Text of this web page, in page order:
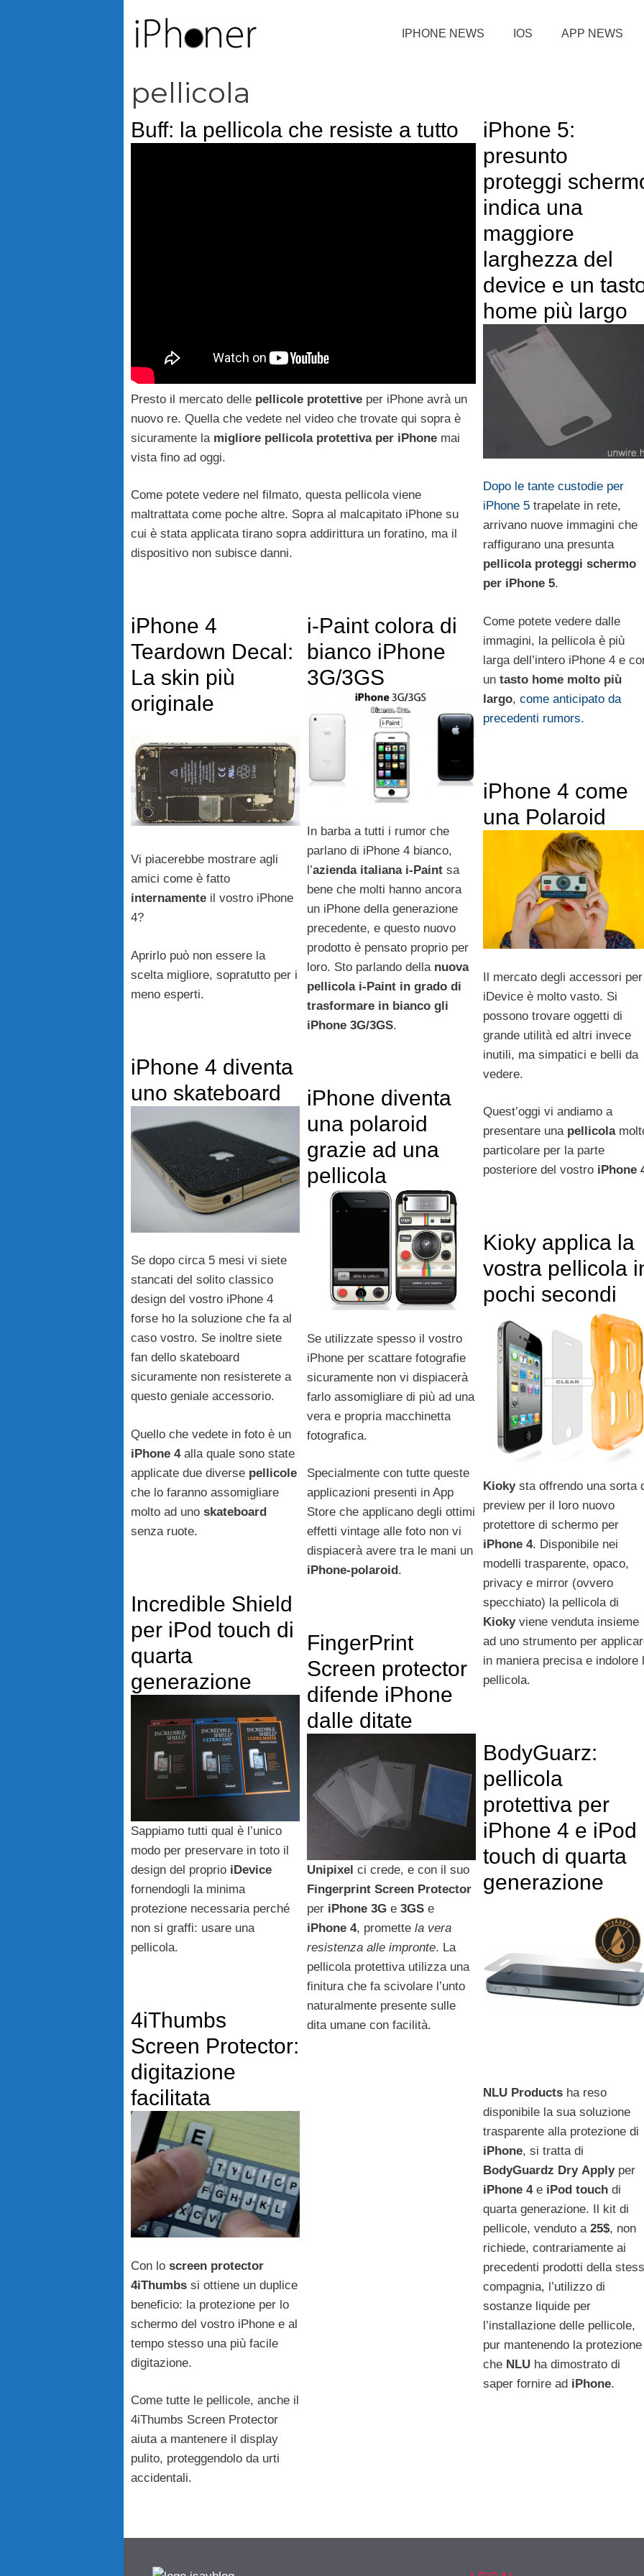
IPHONE NEWS IOS APP NEWS
pellicola
Buff: la pellicola che resiste a tutto
Presto il mercato delle pellicole protettive per iPhone avrà un
nuovo re. Quella che vedete nel video che trovate qui sopra è
sicuramente la migliore pellicola protettiva per iPhone mai
vista fino ad oggi.
Come potete vedere nel filmato, questa pellicola viene
maltrattata come poche altre. Sopra al malcapitato iPhone su
cui è stata applicata tirano sopra addirittura un foratino, ma il
dispositivo non subisce danni.
iPhone 5:
presunto
proteggi
indica una
maggiore
larghezza del
device e un
home più largo
Dopo le tante custodie per
iPhone 5trapelate in rete,
arrivano nuove immagini che
raffigurano una presunta
pellicola proteggi schermo
per iPhone 5.
Come potete vedere dalle
immagini, la pellicola è più
larga dell’intero iPhone 4 e
un tasto home molto più
largo, come anticipato da
precedenti rumors.
iPhone 4
Teardown Decal:
La skin più
originale
Vi piacerebbe mostrare agli
amici come è fatto
internamente il vostro iPhone
4?
Aprirlo può non essere la
scelta migliore, sopratutto per i
meno esperti.
i-Paint colora di
bianco iPhone
3G/3GS
In barba a tutti i rumor che
parlano di iPhone 4 bianco,
l’azienda italiana i-Paintsa
bene che molti hanno ancora
un iPhone della generazione
precedente, e questo nuovo
prodotto è pensato proprio per
loro. Sto parlando della nuova
pellicola i-Paint in grado di
trasformare in bianco gli
iPhone 3G/3GS.
iPhone 4 come
una Polaroid
Il mercato degli accessori per
iDevice è molto vasto. Si
possono trovare oggetti di
grande utilità ed altri invece
inutili, ma simpatici e belli da
vedere.
Quest’oggi vi andiamo a
presentare una pellicola
particolare per la parte
posteriore del vostro iPhone
iPhone 4 diventa
uno skateboard
Se dopo circa 5 mesi vi siete
stancati del solito classico
design del vostro iPhone 4
forse ho la soluzione che fa al
caso vostro. Se inoltre siete
fan dello skateboard
sicuramente non resisterete a
questo geniale accessorio.
Quello che vedete in foto è un
iPhone 4alla quale sono state
applicate due diverse pellicole
che lo faranno assomigliare
molto ad uno skateboard
senza ruote.
iPhone diventa
una polaroid
grazie ad una
pellicola
Se utilizzate spesso il vostro
iPhone per scattare fotografie
sicuramente non vi dispiacerà
farlo assomigliare di più ad una
vera e propria macchinetta
fotografica.
Specialmente con tutte queste
applicazioni presenti in App
Store che applicano degli ottimi
effetti vintage alle foto non vi
dispiacerà avere tra le mani un
iPhone-polaroid.
Kioky applica la
vostra pellicola
pochi secondi
Kiokysta offrendo una sorta
preview per il loro nuovo
protettore di schermo per
iPhone 4. Disponibile nei
modelli trasparente, opaco,
privacy e mirror (ovvero
specchiato) la pellicola di
Kiokyviene venduta insieme
ad uno strumento per
in maniera precisa e indolore
pellicola.
Incredible Shield
per iPod touch di
quarta
generazione
Sappiamo tutti qual è l’unico
modo per preservare in toto il
design del proprio iDevice
fornendogli la minima
protezione necessaria perché
non si graffi: usare una
pellicola.
FingerPrint
Screen protector
difende iPhone
dalle ditate
Unipixel ci crede, e con il suo
Fingerprint Screen Protector
per iPhone 3Ge 3GSe
iPhone 4, promette la vera
resistenza alle impronte. La
pellicola protettiva utilizza una
finitura che fa scivolare l’unto
naturalmente presente sulle
dita umane con facilità.
BodyGuarz:
pellicola
protettiva per
iPhone 4 e iPod
touch di quarta
generazione
NLU Productsha reso
disponibile la sua soluzione
trasparente alla protezione di
iPhone, si tratta di
BodyGuardz Dry Applyper
iPhone 4e iPod touchdi
quarta generazione. Il kit di
pellicole, venduto a 25$, non
richiede, contrariamente ai
precedenti prodotti della
compagnia, l’utilizzo di
sostanze liquide per
l’installazione delle pellicole,
pur mantenendo la protezione
che NLUha dimostrato di
saper fornire ad iPhone.
4iThumbs
Screen Protector:
digitazione
facilitata
Con lo screen protector
4iThumbs si ottiene un duplice
beneficio: la protezione per lo
schermo del vostro iPhone e al
tempo stesso una più facile
digitazione.
Come tutte le pellicole, anche il
4iThumbs Screen Protector
aiuta a mantenere il display
pulito, proteggendolo da urti
accidentali.